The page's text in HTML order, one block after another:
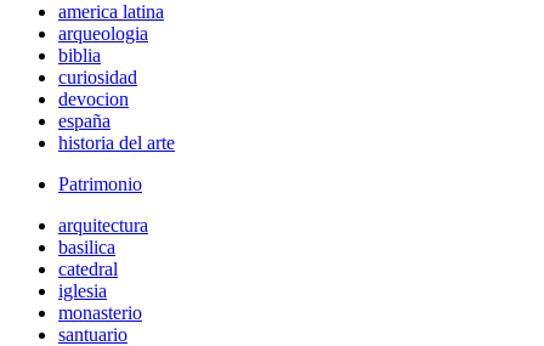
america latina
arqueologia
biblia
curiosidad
devocion
españa
historia del arte
Patrimonio
arquitectura
basilica
catedral
iglesia
monasterio
santuario